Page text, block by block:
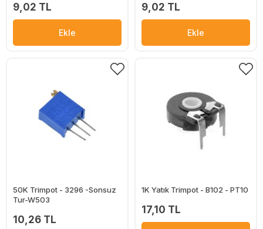
9,02 TL
Ekle
9,02 TL
Ekle
50K Trimpot - 3296 -Sonsuz
Tur-W503
10,26 TL
1K Yatık Trimpot - B102 - PT10
17,10 TL